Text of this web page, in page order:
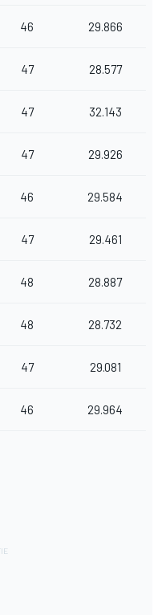
46 29.866
47 28.577
47 32.143
47 29.926
46 29.584
47 29.461
48 28.887
48 28.732
47 29.081
46 29.964